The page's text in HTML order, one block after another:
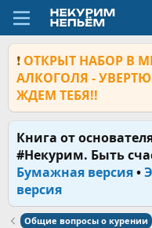
❗ ОТКРЫТ НАБОР В
АЛКОГОЛЯ -
ЖДЕМ ТЕБЯ!!
Книга от
#Некурим. Быть
Бумажная версия•
версия
Общие вопросы о курении